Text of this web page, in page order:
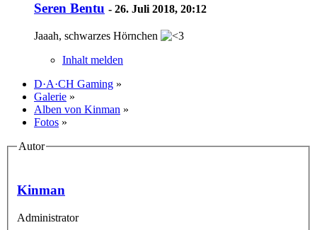
Seren Bentu - 26. Juli 2018, 20:12
Jaaah, schwarzes Hörnchen
Inhalt melden
D·A·CH Gaming »
Galerie »
Alben von Kinman »
Fotos »
Autor
Kinman
Administrator